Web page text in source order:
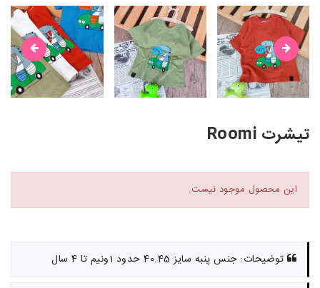
تیشرت Roomi
این محصول موجود نیست.
توضیحات: جنس پنبه سایز 40.45 حدود 1ونیم تا 4 سال